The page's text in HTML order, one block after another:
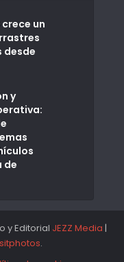
crece un
desde
y
de
y Editorial JEZZ Media |
.